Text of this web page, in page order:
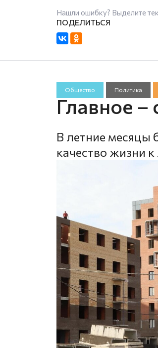
Нашли ошибку? Выделите
Общество Политика
Главное
В летние месяцы
качество жизни